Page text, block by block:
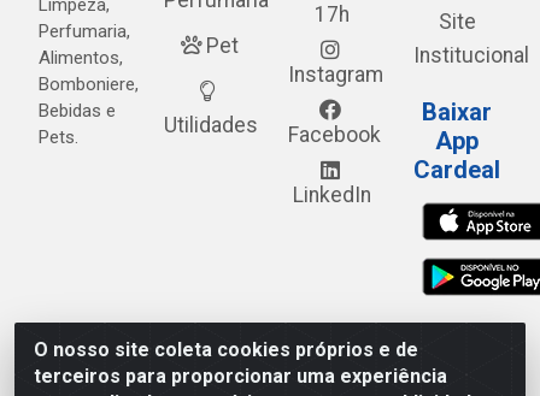
O nosso site coleta cookies próprios e de
terceiros para proporcionar uma experiência
Limpeza,
Perfumaria,
Alimentos,
Bomboniere,
Bebidas e
Pets.
Pet
Utilidades
17h
Instagram
Facebook
LinkedIn
Site
Institucional
Baixar
App
Cardeal
Cardeal Distribuidora - Estrada Alto do Moura, 582 - Alto
do Moura - Caruaru/PE - CEP 55.040-120 - CNPJ